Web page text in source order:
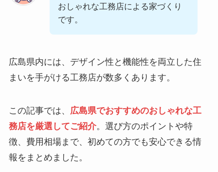
おしゃれな工務店による家づくり
です。
広島県内には、デザイン性と機能性を両立した住
まいを手がける工務店が数多くあります。
この記事では、
広島県でおすすめのおしゃれな工
務店を厳選してご紹介。選び方のポイントや特
徴、費用相場まで、初めての方でも安心できる情
報をまとめました。